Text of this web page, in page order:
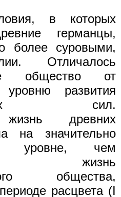
в которых
германцы,
более суровыми,
Отличалось
общество от
развития
сил.
жизнь древних
на значительно
уровне, чем
жизнь
общества,
расцвета (I